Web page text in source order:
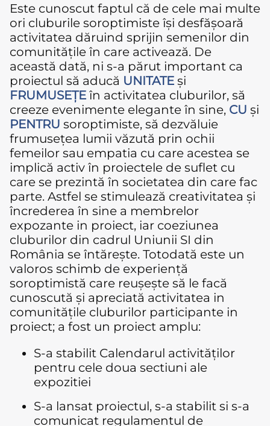
Este cunoscut faptul că de cele mai multe
ori cluburile soroptimiste își desfășoară
activitatea dăruind sprijin semenilor din
comunitățile în care activează. De
această dată, ni s-a părut important ca
proiectul să aducă UNITATE și
FRUMUSEȚE în activitatea cluburilor, să
creeze evenimente elegante în sine, CU și
PENTRU soroptimiste, să dezvăluie
frumusețea lumii văzută prin ochii
femeilor sau empatia cu care acestea se
implică activ în proiectele de suflet cu
care se prezintă în societatea din care fac
parte. Astfel se stimulează creativitatea și
încrederea în sine a membrelor
expozante in proiect, iar coeziunea
cluburilor din cadrul Uniunii SI din
România se întărește. Totodată este un
valoros schimb de experiență
soroptimistă care reușește să le facă
cunoscută și apreciată activitatea in
comunitățile cluburilor participante in
proiect; a fost un proiect amplu:
S-a stabilit Calendarul activităților
pentru cele doua sectiuni ale
expozitiei
S-a lansat proiectul, s-a stabilit si s-a
comunicat regulamentul de